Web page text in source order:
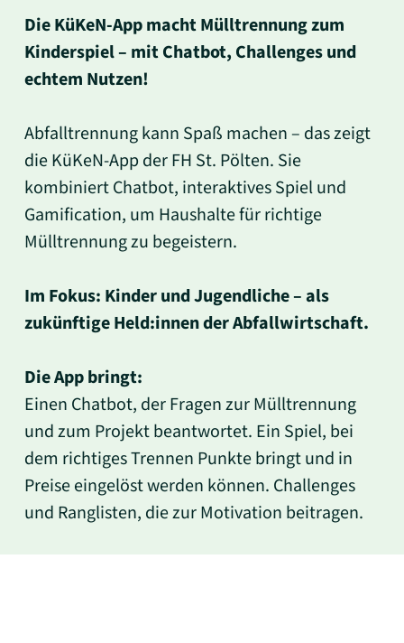
Die KüKeN-App macht Mülltrennung zum
Kinderspiel – mit Chatbot, Challenges und
echtem Nutzen!
Abfalltrennung kann Spaß machen – das zeigt
die KüKeN-App der FH St. Pölten. Sie
kombiniert Chatbot, interaktives Spiel und
Gamification, um Haushalte für richtige
Mülltrennung zu begeistern.
Im Fokus: Kinder und Jugendliche – als
zukünftige Held:innen der Abfallwirtschaft.
Die App bringt:
Einen Chatbot, der Fragen zur Mülltrennung
und zum Projekt beantwortet. Ein Spiel, bei
dem richtiges Trennen Punkte bringt und in
Preise eingelöst werden können. Challenges
und Ranglisten, die zur Motivation beitragen.